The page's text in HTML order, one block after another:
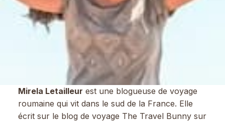
Mirela Letailleur est une blogueuse de voyage
roumaine qui vit dans le sud de la France. Elle
écrit sur le blog de voyage The Travel Bunny sur